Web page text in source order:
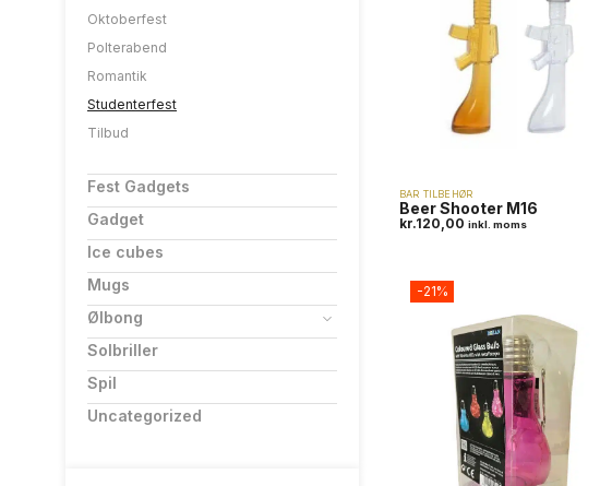
Oktoberfest
Polterabend
Romantik
Studenterfest
Tilbud
Fest Gadgets
Gadget
Ice cubes
Mugs
Ølbong
Solbriller
Spil
Uncategorized
BAR TILBEHØR
Beer Shooter M16
kr.120,00 inkl. moms
-21%